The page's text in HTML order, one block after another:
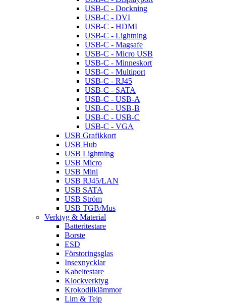
USB-C - Dockning
USB-C - DVI
USB-C - HDMI
USB-C - Lightning
USB-C - Magsafe
USB-C - Micro USB
USB-C - Minneskort
USB-C - Multiport
USB-C - RJ45
USB-C - SATA
USB-C - USB-A
USB-C - USB-B
USB-C - USB-C
USB-C - VGA
USB Grafikkort
USB Hub
USB Lightning
USB Micro
USB Mini
USB RJ45/LAN
USB SATA
USB Ström
USB TGB/Mus
Verktyg & Material
Batteritestare
Borste
ESD
Förstoringsglas
Insexnycklar
Kabeltestare
Klockverktyg
Krokodilklämmor
Lim & Tejp